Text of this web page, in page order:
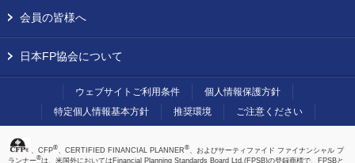
会員の皆様へ
日本FP協会について
ウェブサイトご利用条件
個人情報保護方針
特定個人情報基本方針
推奨環境 ご注意ください
、CFP®、CERTIFIED FINANCIAL PLANNER®、およびサーティファイド ファイナンシャル プ
ランナー®は、米国外においてはFinancial Planning Standards Board Ltd.(FPSB)の登録商標で、FPSBと